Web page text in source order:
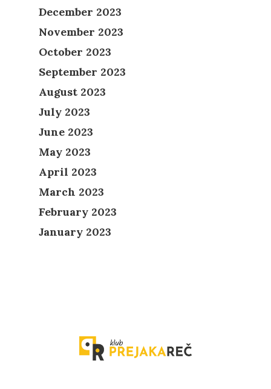
December 2023
November 2023
October 2023
September 2023
August 2023
July 2023
June 2023
May 2023
April 2023
March 2023
February 2023
January 2023